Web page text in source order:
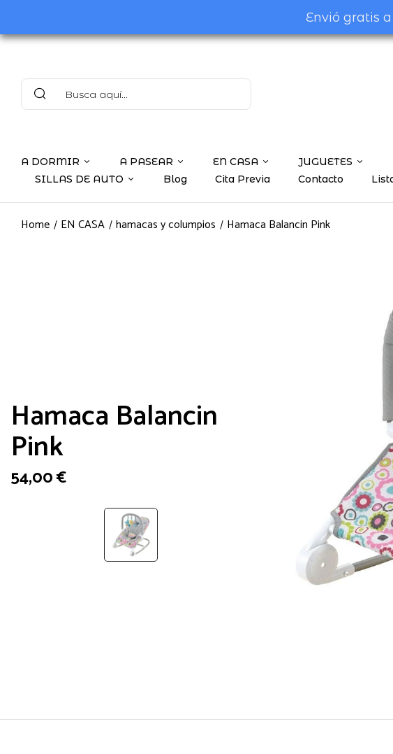
Envió gratis
A DORMIR A PASEAR EN CASA JUGUETES
SILLAS DE AUTO
Blog Cita Previa Contacto
Home EN CASA hamacas y columpios Hamaca Balancin Pink
Hamaca Balancin
Pink
54,00€